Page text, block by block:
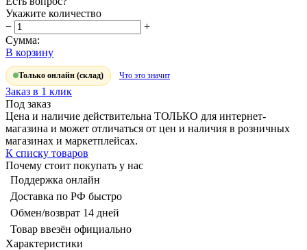
Укажите количество
−
+
Сумма:
В корзину
Только онлайн (склад) Что это значит
Заказ в 1 клик
Под заказ
Цена и наличие действительна ТОЛЬКО для интернет-
магазина и может отличаться от цен и наличия в розничных
магазинах и маркетплейсах.
К списку товаров
Почему стоит покупать у нас
Поддержка онлайн
Доставка по РФ быстро
Обмен/возврат 14 дней
Товар ввезён официально
Характеристики